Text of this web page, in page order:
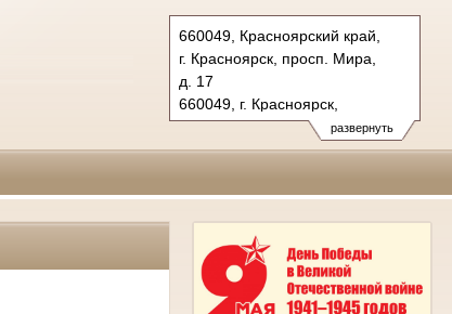
развернуть
660049, Красноярский край,
г. Красноярск, просп. Мира,
д. 17
660049, г. Красноярск,
просп. Мира,
д. 9 (админ. коллегия)
68, 222-58-00, 227-09-54 (ф.)
email@krassud24.ru